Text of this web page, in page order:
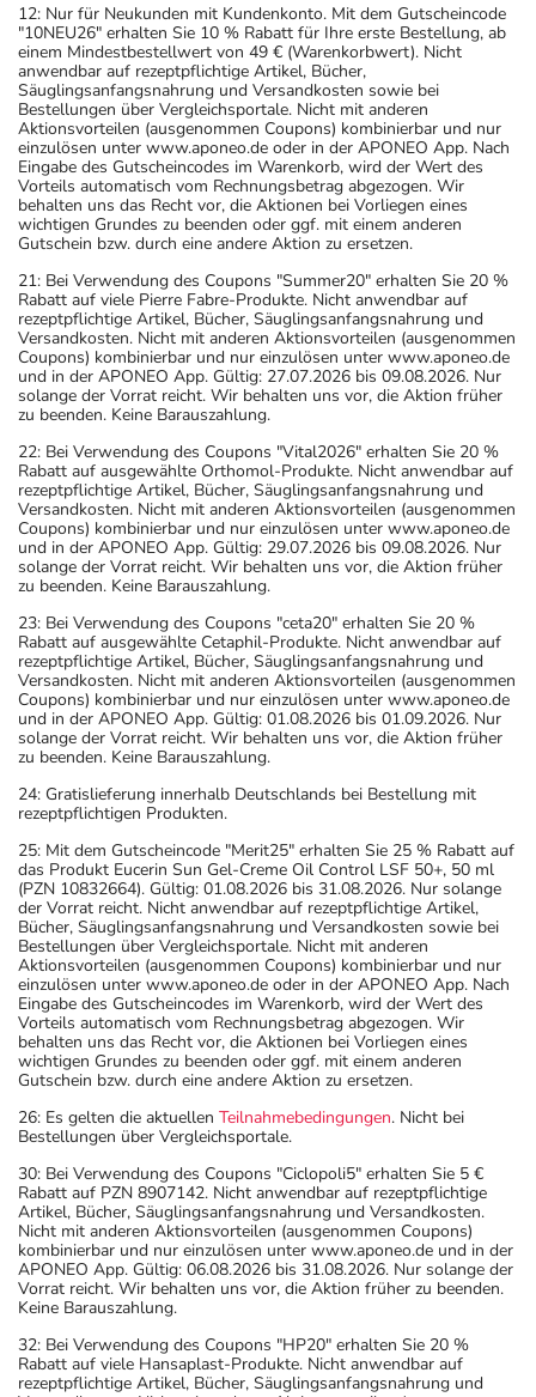
12: Nur für Neukunden mit Kundenkonto. Mit dem Gutscheincode
"10NEU26" erhalten Sie 10 % Rabatt für Ihre erste Bestellung, ab
einem Mindestbestellwert von 49 € (Warenkorbwert). Nicht
anwendbar auf rezeptpflichtige Artikel, Bücher,
Säuglingsanfangsnahrung und Versandkosten sowie bei
Bestellungen über Vergleichsportale. Nicht mit anderen
Aktionsvorteilen (ausgenommen Coupons) kombinierbar und nur
einzulösen unter www.aponeo.de oder in der APONEO App. Nach
Eingabe des Gutscheincodes im Warenkorb, wird der Wert des
Vorteils automatisch vom Rechnungsbetrag abgezogen. Wir
behalten uns das Recht vor, die Aktionen bei Vorliegen eines
wichtigen Grundes zu beenden oder ggf. mit einem anderen
Gutschein bzw. durch eine andere Aktion zu ersetzen.
21: Bei Verwendung des Coupons "Summer20" erhalten Sie 20 %
Rabatt auf viele Pierre Fabre-Produkte. Nicht anwendbar auf
rezeptpflichtige Artikel, Bücher, Säuglingsanfangsnahrung und
Versandkosten. Nicht mit anderen Aktionsvorteilen (ausgenommen
Coupons) kombinierbar und nur einzulösen unter www.aponeo.de
und in der APONEO App. Gültig: 27.07.2026 bis 09.08.2026. Nur
solange der Vorrat reicht. Wir behalten uns vor, die Aktion früher
zu beenden. Keine Barauszahlung.
22: Bei Verwendung des Coupons "Vital2026" erhalten Sie 20 %
Rabatt auf ausgewählte Orthomol-Produkte. Nicht anwendbar auf
rezeptpflichtige Artikel, Bücher, Säuglingsanfangsnahrung und
Versandkosten. Nicht mit anderen Aktionsvorteilen (ausgenommen
Coupons) kombinierbar und nur einzulösen unter www.aponeo.de
und in der APONEO App. Gültig: 29.07.2026 bis 09.08.2026. Nur
solange der Vorrat reicht. Wir behalten uns vor, die Aktion früher
zu beenden. Keine Barauszahlung.
23: Bei Verwendung des Coupons "ceta20" erhalten Sie 20 %
Rabatt auf ausgewählte Cetaphil-Produkte. Nicht anwendbar auf
rezeptpflichtige Artikel, Bücher, Säuglingsanfangsnahrung und
Versandkosten. Nicht mit anderen Aktionsvorteilen (ausgenommen
Coupons) kombinierbar und nur einzulösen unter www.aponeo.de
und in der APONEO App. Gültig: 01.08.2026 bis 01.09.2026. Nur
solange der Vorrat reicht. Wir behalten uns vor, die Aktion früher
zu beenden. Keine Barauszahlung.
24: Gratislieferung innerhalb Deutschlands bei Bestellung mit
rezeptpflichtigen Produkten.
25: Mit dem Gutscheincode "Merit25" erhalten Sie 25 % Rabatt auf
das Produkt Eucerin Sun Gel-Creme Oil Control LSF 50+, 50 ml
(PZN 10832664). Gültig: 01.08.2026 bis 31.08.2026. Nur solange
der Vorrat reicht. Nicht anwendbar auf rezeptpflichtige Artikel,
Bücher, Säuglingsanfangsnahrung und Versandkosten sowie bei
Bestellungen über Vergleichsportale. Nicht mit anderen
Aktionsvorteilen (ausgenommen Coupons) kombinierbar und nur
einzulösen unter www.aponeo.de oder in der APONEO App. Nach
Eingabe des Gutscheincodes im Warenkorb, wird der Wert des
Vorteils automatisch vom Rechnungsbetrag abgezogen. Wir
behalten uns das Recht vor, die Aktionen bei Vorliegen eines
wichtigen Grundes zu beenden oder ggf. mit einem anderen
Gutschein bzw. durch eine andere Aktion zu ersetzen.
26: Es gelten die aktuellen Teilnahmebedingungen. Nicht bei
Bestellungen über Vergleichsportale.
30: Bei Verwendung des Coupons "Ciclopoli5" erhalten Sie 5 €
Rabatt auf PZN 8907142. Nicht anwendbar auf rezeptpflichtige
Artikel, Bücher, Säuglingsanfangsnahrung und Versandkosten.
Nicht mit anderen Aktionsvorteilen (ausgenommen Coupons)
kombinierbar und nur einzulösen unter www.aponeo.de und in der
APONEO App. Gültig: 06.08.2026 bis 31.08.2026. Nur solange der
Vorrat reicht. Wir behalten uns vor, die Aktion früher zu beenden.
Keine Barauszahlung.
32: Bei Verwendung des Coupons "HP20" erhalten Sie 20 %
Rabatt auf viele Hansaplast-Produkte. Nicht anwendbar auf
rezeptpflichtige Artikel, Bücher, Säuglingsanfangsnahrung und